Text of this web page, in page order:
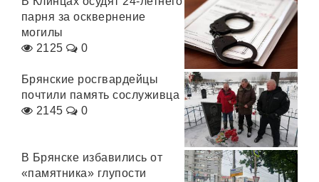
парня за осквернение
могилы
2125
0
Брянские росгвардейцы
почтили память сослуживца
2145
0
В Брянске избавились от
«памятника» глупости